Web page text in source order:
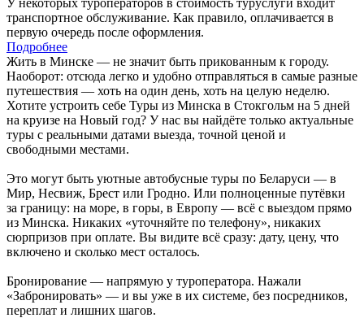
транспортное обслуживание. Как правило, оплачивается в
первую очередь после оформления.
Подробнее
Жить в Минске — не значит быть прикованным к городу.
Наоборот: отсюда легко и удобно отправляться в самые разные
путешествия — хоть на один день, хоть на целую неделю.
Хотите устроить себе Туры из Минска в Стокгольм на 5 дней
на круизе на Новый год? У нас вы найдёте только актуальные
туры с реальными датами выезда, точной ценой и
свободными местами.
Это могут быть уютные автобусные туры по Беларуси — в
Мир, Несвиж, Брест или Гродно. Или полноценные путёвки
за границу: на море, в горы, в Европу — всё с выездом прямо
из Минска. Никаких «уточняйте по телефону», никаких
сюрпризов при оплате. Вы видите всё сразу: дату, цену, что
включено и сколько мест осталось.
Бронирование — напрямую у туроператора. Нажали
«Забронировать» — и вы уже в их системе, без посредников,
переплат и лишних шагов.